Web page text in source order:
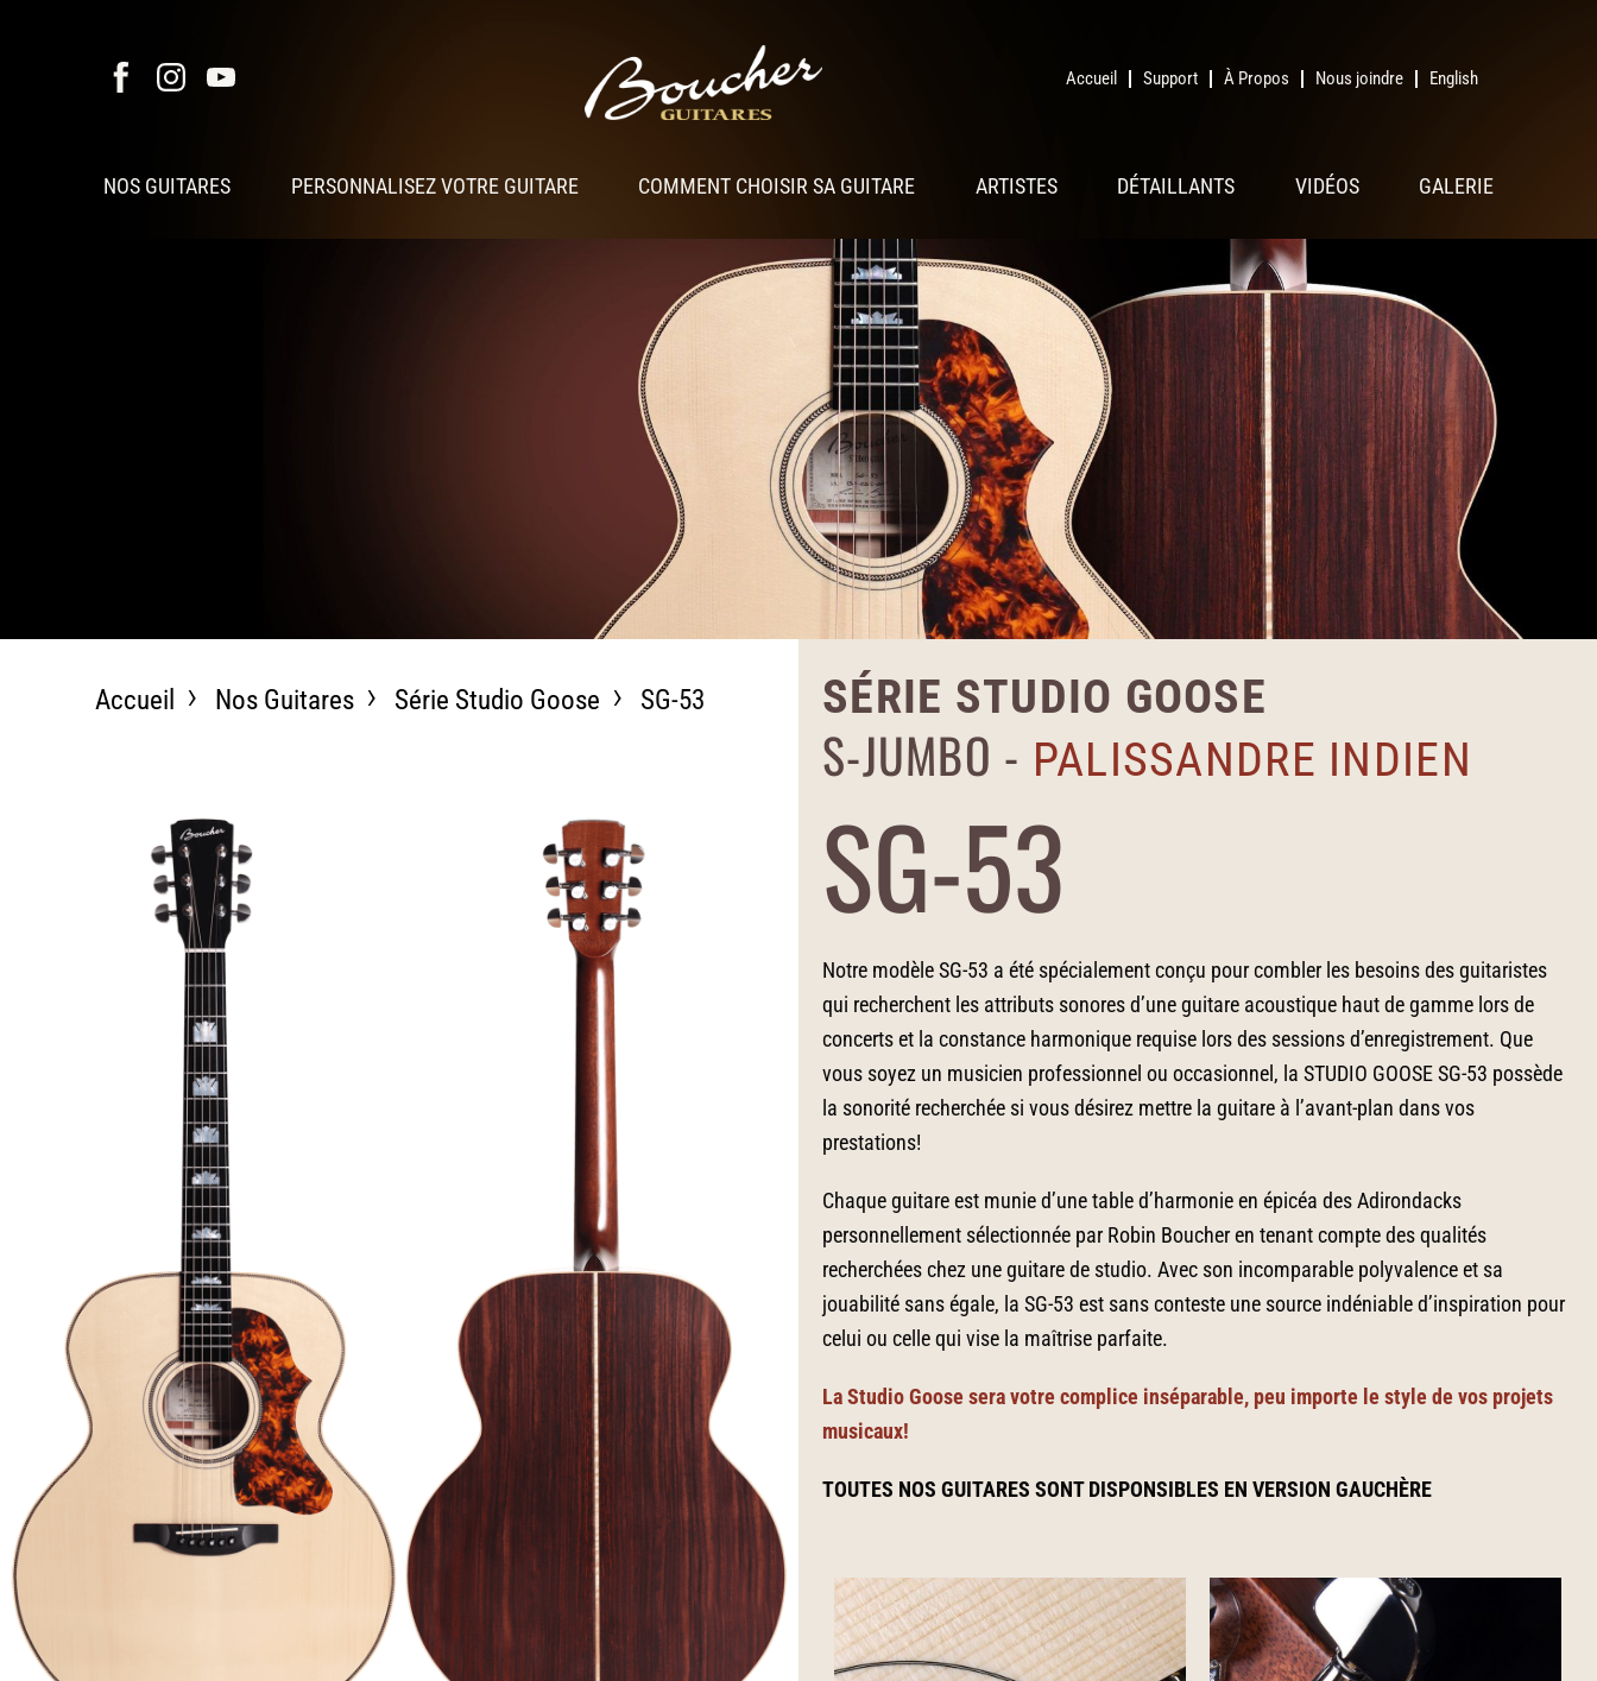
Accueil Support À Propos Nous joindre English
NOS GUITARES PERSONNALISEZ VOTRE GUITARE COMMENT CHOISIR SA GUITARE ARTISTES DÉTAILLANTS VIDÉOS GALERIE
Accueil Nos Guitares Série Studio Goose SG-53 SÉRIE STUDIO GOOSE
S-JUMBO - PALISSANDRE INDIEN
SG-53
Notre modèle SG-53 a été spécialement conçu pour combler les besoins des guitaristes
qui recherchent les attributs sonores d’une guitare acoustique haut de gamme lors de
concerts et la constance harmonique requise lors des sessions d’enregistrement. Que
vous soyez un musicien professionnel ou occasionnel, la STUDIO GOOSE SG-53 possède
la sonorité recherchée si vous désirez mettre la guitare à l’avant-plan dans vos
prestations!
Chaque guitare est munie d’une table d’harmonie en épicéa des Adirondacks
personnellement sélectionnée par Robin Boucher en tenant compte des qualités
recherchées chez une guitare de studio. Avec son incomparable polyvalence et sa
jouabilité sans égale, la SG-53 est sans conteste une source indéniable d’inspiration pour
celui ou celle qui vise la maîtrise parfaite.
La Studio Goose sera votre complice inséparable, peu importe le style de vos projets
musicaux!
TOUTES NOS GUITARES SONT DISPONSIBLES EN VERSION GAUCHÈRE